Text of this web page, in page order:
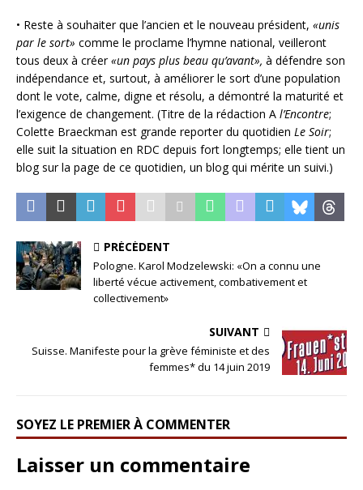
• Reste à souhaiter que l’ancien et le nouveau président, «unis
par le sort» comme le proclame l’hymne national, veilleront
tous deux à créer«un pays plus beau qu’avant», à défendre son
indépendance et, surtout, à améliorer le sort d’une population
dont le vote, calme, digne et résolu, a démontré la maturité et
l’exigence de changement. (Titre de la rédaction A l’Encontre;
Colette Braeckman est grande reporter du quotidien Le Soir;
elle suit la situation en RDC depuis fort longtemps; elle tient un
blog sur la page de ce quotidien, un blog qui mérite un suivi.)
PRÉCÉDENT
Pologne. Karol Modzelewski: «On a connu une
liberté vécue activement, combativement et
collectivement»
SUIVANT
Suisse. Manifeste pour la grève féministe et des
femmes* du 14 juin 2019
SOYEZ LE PREMIER À COMMENTER
Laisser un commentaire